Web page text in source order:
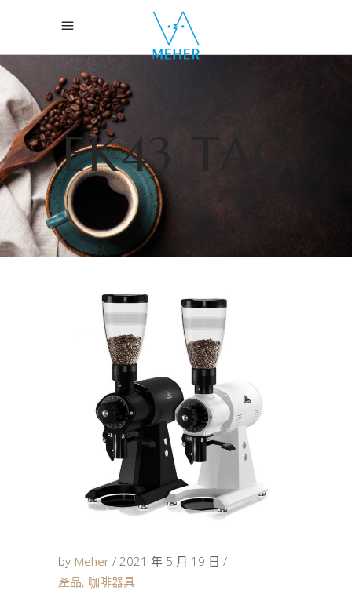
EK43 TAG
by Meher
2021 年 5 月 19 日
產品, 咖啡器具